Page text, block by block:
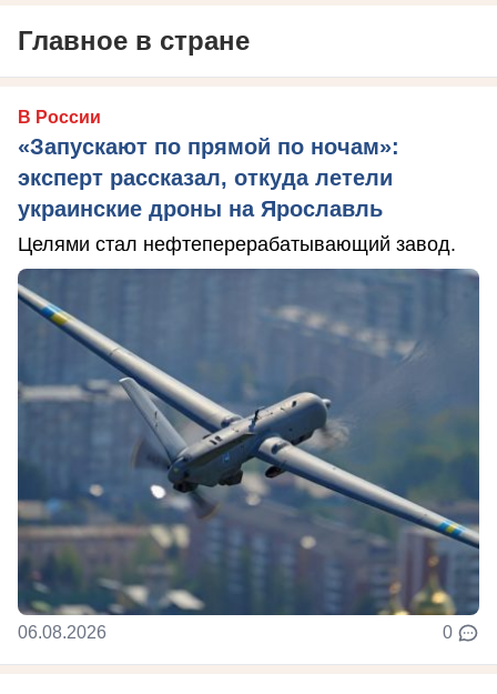
Главное в стране
В России
«Запускают по прямой по ночам»:
эксперт рассказал, откуда летели
украинские дроны на Ярославль
Целями стал нефтеперерабатывающий завод.
06.08.2026 0